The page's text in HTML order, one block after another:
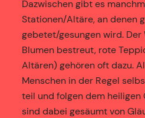
Dazwischen gibt es
Stationen/Altäre, an denen
gebetet/gesungen wird.
Blumen bestreut, rote
Altären) gehören oft dazu.
Menschen in der Regel
teil und folgen dem heiligen
sind dabei gesäumt von